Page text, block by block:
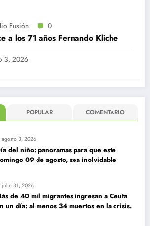
0
71 años Fernando Kliche
POPULAR COMENTARIO
agosto 3, 2026
del niño: panoramas para que este
09 de agosto, sea inolvidable
julio 31, 2026
de 40 mil migrantes ingresan a Ceuta
un día: al menos 34 muertos en la crisis.